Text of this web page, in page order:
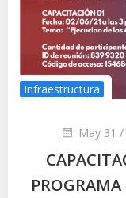
Infraestructura
May 31 /